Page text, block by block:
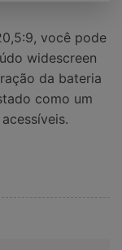
você pode
widescreen
da bateria
como um